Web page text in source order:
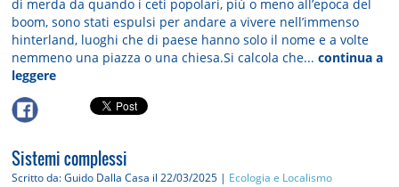
di merda da quando i ceti popolari, più o meno all’epoca del
boom, sono stati espulsi per andare a vivere nell’immenso
hinterland, luoghi che di paese hanno solo il nome e a volte
nemmeno una piazza o una chiesa.Si calcola che...continua a
leggere
Sistemi complessi
Scritto da: Guido Dalla Casa il 22/03/2025 | Ecologia e Localismo